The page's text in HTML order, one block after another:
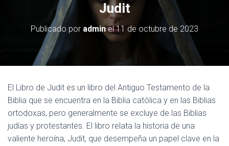
Judit
Publicado por adminel11 de octubre de 2023
El Libro de Judit es un libro del Antiguo Testamento de la
Biblia que se encuentra en la Biblia católica y en las Biblias
ortodoxas, pero generalmente se excluye de las Biblias
judías y protestantes. El libro relata la historia de una
valiente heroína, Judit, que desempeña un papel clave en la